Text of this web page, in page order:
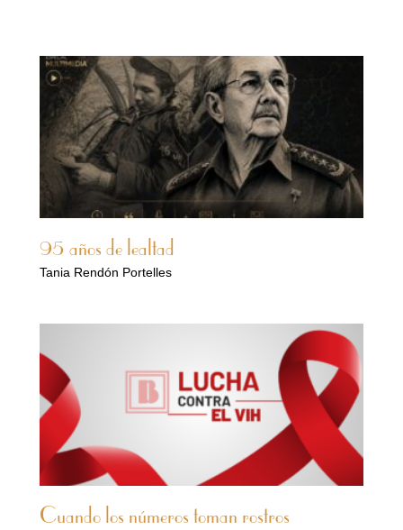
95 años de lealtad
Tania Rendón Portelles
Cuando los números toman rostros